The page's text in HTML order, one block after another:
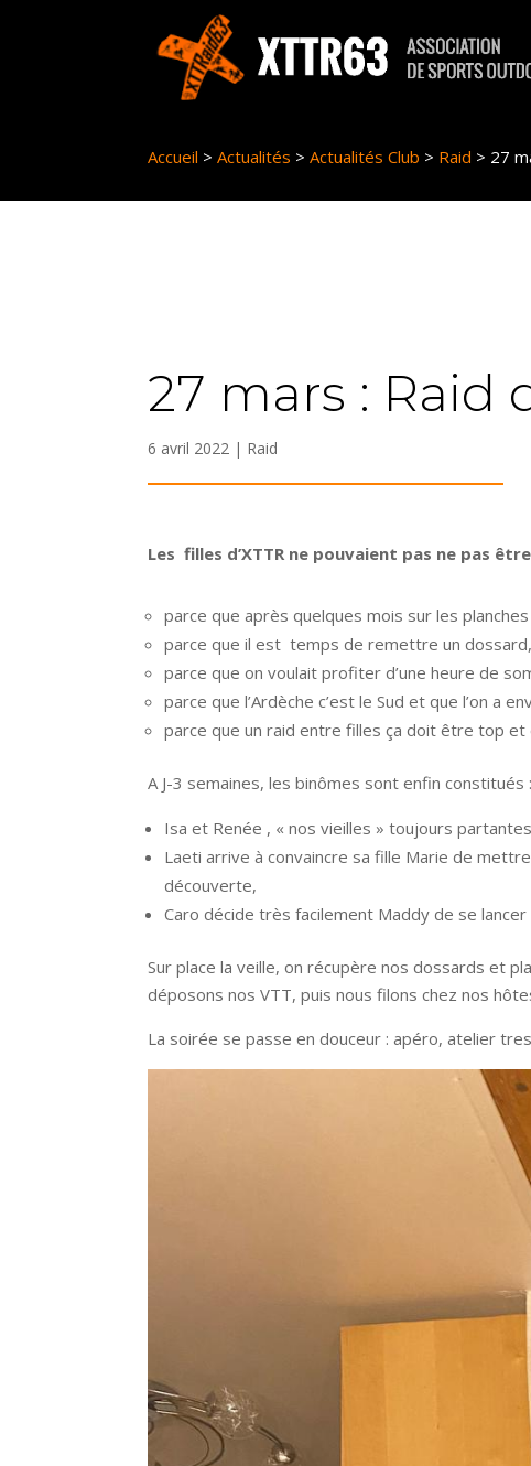
Accueil >Actualités >Actualités Club > Raid > 27
27 mars : Raid
6 avril 2022 | Raid
Les filles d’XTTR ne pouvaient pas ne pas
parce que après quelques mois sur les
parce que il est temps de remettre un dossard,
parce que on voulait profiter d’une heure de
parce que l’Ardèche c’est le Sud et que l’on a
parce que un raid entre filles ça doit être top et
A J-3 semaines, les binômes sont enfin constitués :
Isa et Renée , « nos vieilles » toujours
Laeti arrive à convaincre sa fille Marie de
découverte,
Caro décide très facilement Maddy de se
Sur place la veille, on récupère nos dossards et
déposons nos VTT, puis nous filons chez nos
La soirée se passe en douceur : apéro, atelier
Panneau de gestion des cookies